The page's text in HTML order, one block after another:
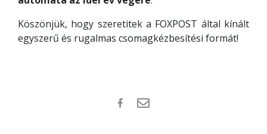
Köszönjük, hogy szeretitek a FOXPOST által kínált
egyszerű és rugalmas csomagkézbesítési formát!